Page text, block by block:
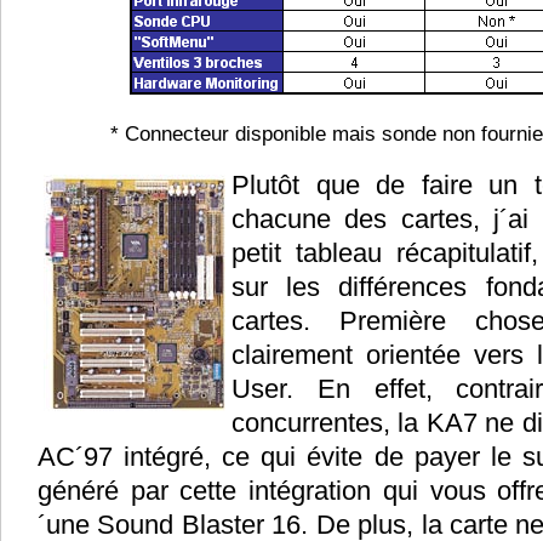
* Connecteur disponible mais sonde non
Plutôt que de faire un
chacune des cartes,
petit tableau
sur les différences
cartes. Première
clairement orientée vers
User. En effet,
concurrentes, la KA7 ne
AC´97 intégré, ce qui évite de payer le
généré par cette intégration qui vous
´une Sound Blaster 16. De plus, la carte